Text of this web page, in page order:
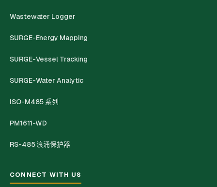
Wastewater Logger
SURGE-Energy Mapping
SURGE-Vessel Tracking
SURGE-Water Analytic
ISO-M485 系列
PM1611-WD
RS-485 浪涌保护器
CONNECT WITH US